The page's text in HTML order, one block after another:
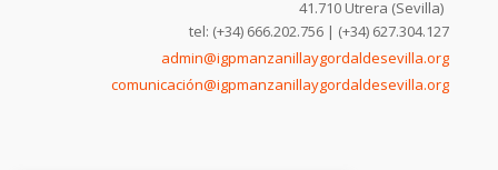
41.710 Utrera (Sevilla)
tel: (+34) 666.202.756 | (+34) 627.304.127
admin@igpmanzanillaygordaldesevilla.org
comunicación@igpmanzanillaygordaldesevilla.org